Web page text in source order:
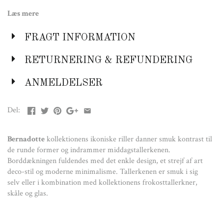
Mål: H: 19 mm. Ø: 260 mm.
Produktet tåler maskinopvask.
nyskabende arbejde og han kombinerede gennemtænkt
søvldesign har inspireret seriens tilbehør.
Læs mere
FRAGT INFORMATION
RETURNERING & REFUNDERING
ANMELDELSER
Del:
Bernadottekollektionens ikoniske riller danner smuk kontrast til
de runde former og indrammer middagstallerkenen.
Borddækningen fuldendes med det enkle design, et strejf af art
deco-stil og moderne minimalisme. Tallerkenen er smuk i sig
selv eller i kombination med kollektionens frokosttallerkner,
skåle og glas.